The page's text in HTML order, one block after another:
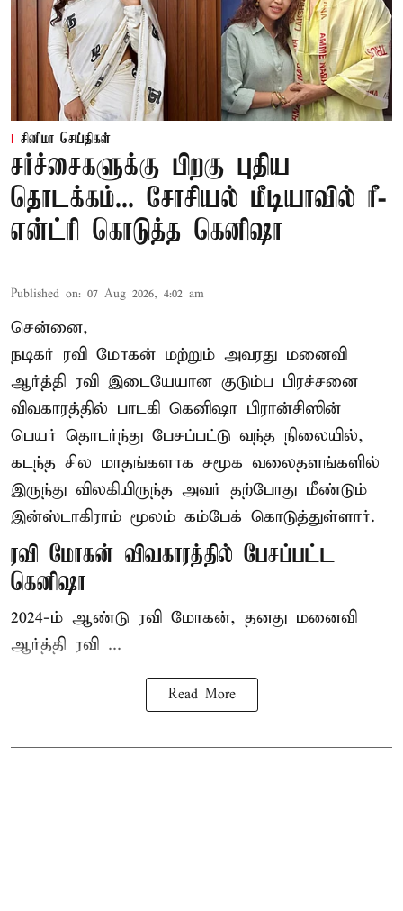
சினிமா செய்திகள்
சர்ச்சைகளுக்கு பிறகு புதிய
தொடக்கம்... சோசியல் மீடியாவில் ரீ-
என்ட்ரி கொடுத்த கெனிஷா
Published on: 07 Aug 2026, 4:02 am
சென்னை,
நடிகர் ரவி மோகன் மற்றும் அவரது மனைவி
ஆர்த்தி ரவி இடையேயான குடும்ப பிரச்சனை
விவகாரத்தில் பாடகி கெனிஷா பிரான்சிஸின்
பெயர் தொடர்ந்து பேசப்பட்டு வந்த நிலையில்,
கடந்த சில மாதங்களாக சமூக வலைதளங்களில்
இருந்து விலகியிருந்த அவர் தற்போது மீண்டும்
இன்ஸ்டாகிராம் மூலம் கம்பேக் கொடுத்துள்ளார்.
ரவி மோகன் விவகாரத்தில் பேசப்பட்ட
கெனிஷா
2024-ம் ஆண்டு ரவி மோகன், தனது மனைவி
ஆர்த்தி ரவி ...
Read More